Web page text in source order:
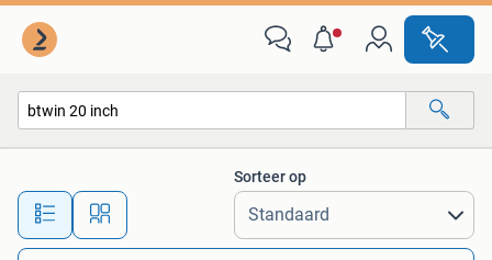
Alle afstanden…
Sorteer op